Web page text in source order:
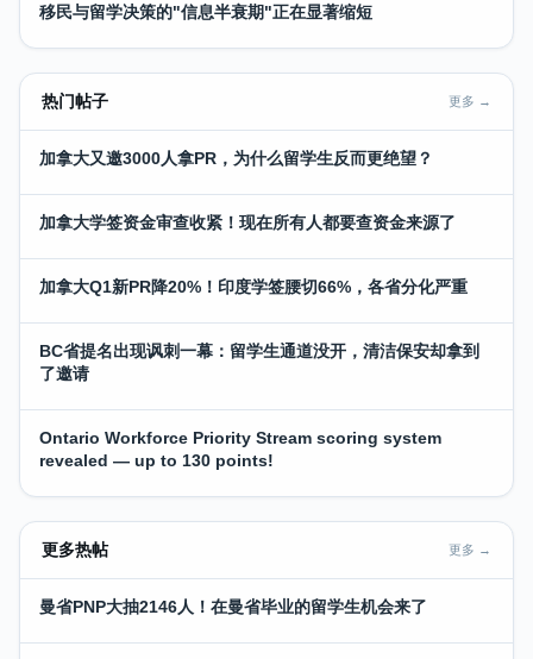
移民与留学决策的"信息半衰期"正在显著缩短
热门帖子 更多 →
加拿大又邀3000人拿PR，为什么留学生反而更绝望？
加拿大学签资金审查收紧！现在所有人都要查资金来源了
加拿大Q1新PR降20%！印度学签腰切66%，各省分化严重
BC省提名出现讽刺一幕：留学生通道没开，清洁保安却拿到
了邀请
Ontario Workforce Priority Stream scoring system
revealed — up to 130 points!
更多热帖 更多 →
曼省PNP大抽2146人！在曼省毕业的留学生机会来了